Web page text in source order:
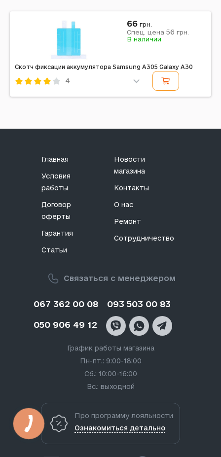
Скотч фиксации аккумулятора Samsung A305 Galaxy A30
4
66 грн.
Спец. цена 56 грн.
В наличии
Связаться с менеджером
067 362 00 08 093 503 00 83
050 906 49 12
График работы магазина
Пн-пт.: 9:00-18:00
Сб.: 10:00-16:00
Вс.: выходной
Главная
Условия
работы
Договор
оферты
Гарантия
Статьи
Новости
магазина
Контакты
О нас
Ремонт
Сотрудничество
Про программу лояльности
Ознакомиться детально